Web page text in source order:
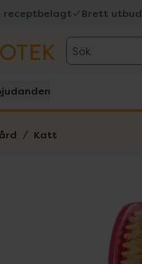
receptbelagt Brett utbud
Sök
Katt
. Innehåller 1 objekt.